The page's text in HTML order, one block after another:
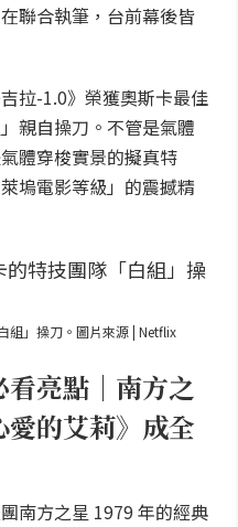
聯合執筆，台前幕後皆
拉-1.0》榮獲奧斯卡最佳
親自操刀。不管是氣體
體穿梭實景的擬真特
塢電影等級」的震撼精
組」操刀。圖片來源 | Netflix
看亮點｜南方之
的艾莉》成全
南方之星 1979 年的經典